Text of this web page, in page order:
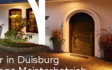
in Duisburg